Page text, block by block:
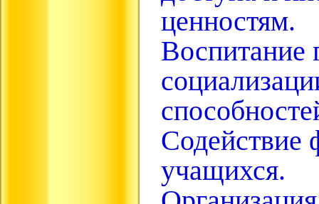
ценностям.
Воспитание
Содействие
учащихся.